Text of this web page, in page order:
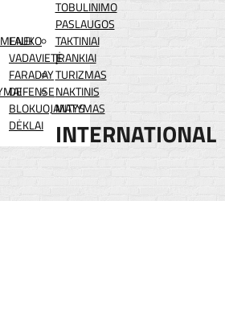
TOBULINIMO
PASLAUGOS
LAUKO
VADAVIETĖ
TAKTINIAI
ĮRANKIAI
FARADAY
DEFENSE
BLOKUOJANTYS
DĖKLAI
TURIZMAS
NAKTINIS
MATYMAS
INTERNATIONAL